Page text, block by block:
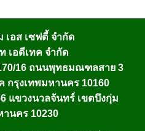
เอส เซฟตี้ จำกัด
เอดีเทค จำกัด
16 ถนนพุทธมณฑลสาย 3
กรุงเทพมหานคร 10160
แขวงนวลจันทร์ เขตบึงกุ่ม
านคร 10230